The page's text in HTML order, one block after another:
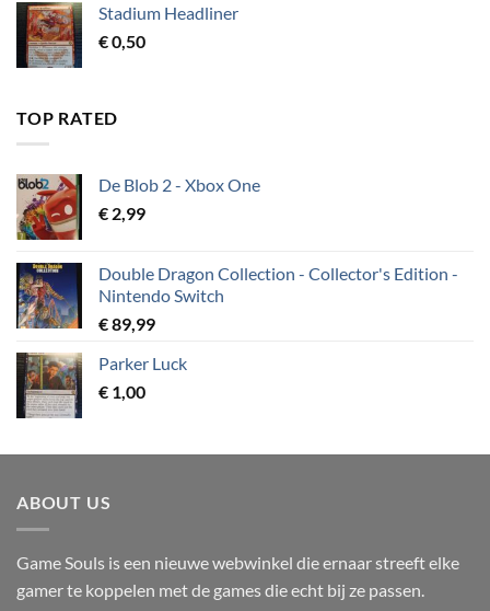
Stadium Headliner
€0,50
TOP RATED
De Blob 2 - Xbox One
€ 2,99
Double Dragon Collection - Collector's Edition -
Nintendo Switch
€89,99
Parker Luck
€ 1,00
ABOUT US
Game Souls is een nieuwe webwinkel die ernaar streeft elke
gamer te koppelen met de games die echt bij ze passen.